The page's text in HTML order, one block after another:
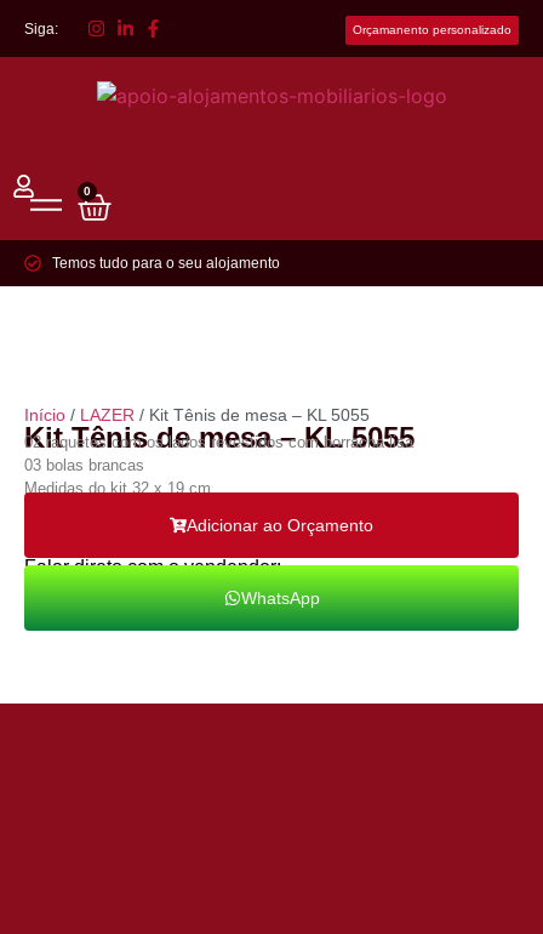
Siga: Orçamanento personalizado
0
Temos tudo para o seu alojamento
Início / LAZER / Kit Tênis de mesa – KL 5055
Kit Tênis de mesa – KL 5055
02 raquetes com os lados revestidos com borracha lisa
03 bolas brancas
Medidas do kit 32 x 19 cm
Adicionar ao Orçamento
Falar direto com o vendendor:
WhatsApp